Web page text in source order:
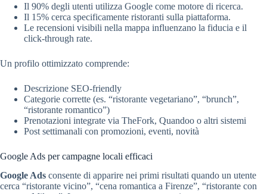
Il 90% degli utenti utilizza Google come motore di ricerca.
Il 15% cerca specificamente ristoranti sulla piattaforma.
Le recensioni visibili nella mappa influenzano la fiducia e il
click-through rate.
Un profilo ottimizzato comprende:
Descrizione SEO-friendly
Categorie corrette (es. “ristorante vegetariano”, “brunch”,
“ristorante romantico”)
Prenotazioni integrate via TheFork, Quandoo o altri sistemi
Post settimanali con promozioni, eventi, novità
Google Ads per campagne locali efficaci
Google Ads consente di apparire nei primi risultati quando un utente
cerca “ristorante vicino”, “cena romantica a Firenze”, “ristorante con